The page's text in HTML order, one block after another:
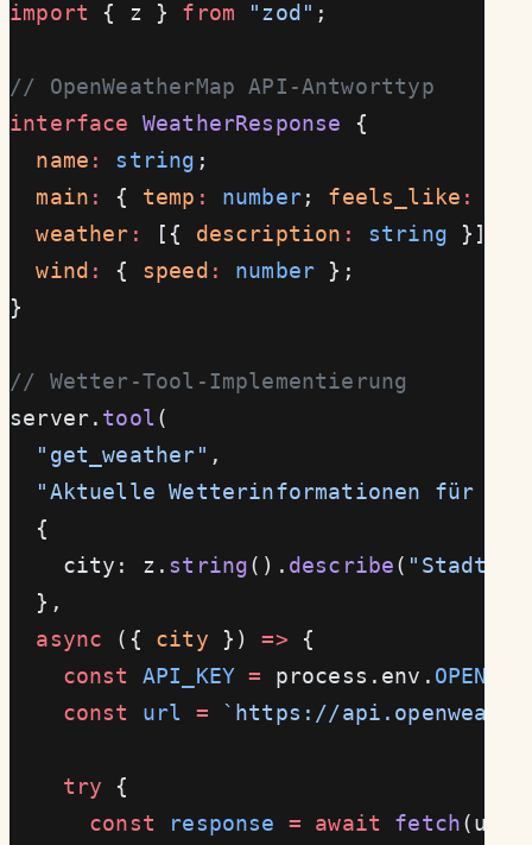
import { z } from "zod" ;
// OpenWeatherMap API-Antworttyp
interface WeatherResponse {
  name
: string ;
  main
: { temp : number; feels_like :
  weather
: [{ description : string }];
  wind
: { speed : number };
}
// Wetter-Tool-Implementierung
server. tool (
  "get_weather"
,
"Aktuelle Wetterinformationen für
  {
    city: z.
string(). describe(
  },
  async
({ city }) => {
    const
API_KEY = process.env.
    const
url = `https://
    try
{
      const
response = await fetch